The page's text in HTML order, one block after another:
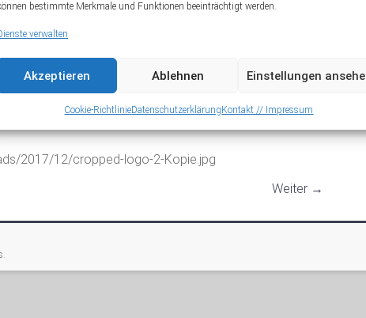
bestimmte Merkmale und Funktionen beeinträchtigt werden.
verwalten
Akzeptieren Ablehnen Einstellungen
Cookie-RichtlinieDatenschutzerklärung Kontakt // Impressum
2017/12/cropped-logo-2-Kopie.jpg
Weiter →
.